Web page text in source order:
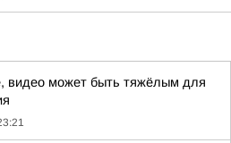
видео может быть тяжёлым для